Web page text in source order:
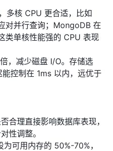
多核 CPU 更合适，比如
对并行查询；MongoDB 在
类单核性能强的 CPU 表现
，减少磁盘 I/O。存储选
控制在 1ms 以内，远优于
合理直接影响数据库表现，
性调整。
可用内存的 50%-70%，